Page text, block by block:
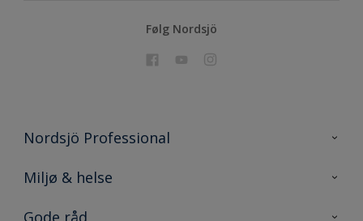
Følg Nordsjö
Nordsjö Professional
Kontakt os
Miljø & helse
Miljø og produkter
Gode råd